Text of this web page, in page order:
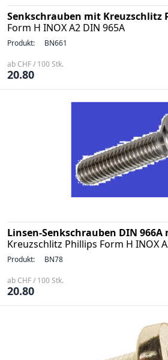
Senkschrauben mit Kreuzschlitz
Form H INOX A2 DIN 965A
Produkt: BN661
ab CHF / 100 Stk.
20.80
Linsen-Senkschrauben DIN 966A
Kreuzschlitz Phillips Form H INOX
Produkt: BN78
ab CHF / 100 Stk.
20.80